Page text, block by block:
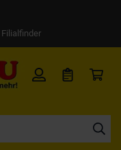
Filialfinder